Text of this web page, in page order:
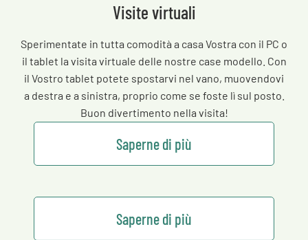
Visite virtuali
Sperimentate in tutta comodità a casa Vostra con il PC o
il tablet la visita virtuale delle nostre case modello. Con
il Vostro tablet potete spostarvi nel vano, muovendovi
a destra e a sinistra, proprio come se foste lì sul posto.
Buon divertimento nella visita!
Saperne di più
Saperne di più